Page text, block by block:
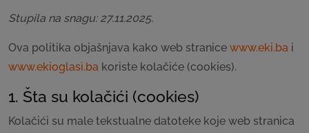
Stupila na snagu: 27.11.2025.
Ova politika objašnjava kako web stranice www.eki.ba i
www.ekioglasi.ba koriste kolačiće (cookies).
1. Šta su kolačići (cookies)
Kolačići su male tekstualne datoteke koje web stranica